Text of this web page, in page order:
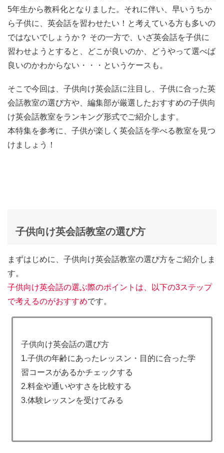
5年生から教科化となりました。それに伴い、早いうちか
ら子供に、英会話を習わせたい！と考えている方も多いの
ではないでしょうか？ その一方で、いざ英会話を子供に
習わせようとすると、どこが良いのか、どうやって選べば
良いのかわからない・・・というケースも。
そこで今回は、子供向け英会話に注目し、子供に合った英
会話教室の選び方や、編集部が厳選したおすすめの子供向
け英会話教室をランキング形式でご紹介します。
本特集を参考に、子供が楽しく英会話を学べる教室を見つ
けましょう！
子供向け英会話教室の選び方
まずはじめに、子供向け英会話教室の選び方をご紹介しま
す。
子供向け英会話の選ぶ際のポイントは、以下の3ステップ
で考えるのがおすすめです。
子供向け英会話の選び方
1.子供の年齢にあったレッスン・目的に合った学
習コースがあるかチェックする
2.料金や通いやすさを比較する
3.体験レッスンを受けてみる